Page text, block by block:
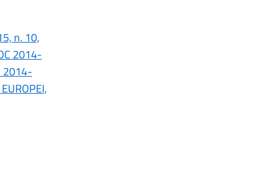
n. 10,
2014-
2014-